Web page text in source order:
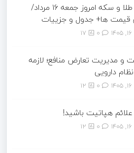
قیمت طلا و سکه امروز جمعه ۱۶ مرداد/
ها+ جدول و جزییات
17
و مدیریت تعارض منافع؛ لازمه
دارویی
12
هپاتیت باشید!
12